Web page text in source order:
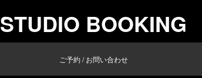
STUDIO BOOKING
ご予約 / お問い合わせ